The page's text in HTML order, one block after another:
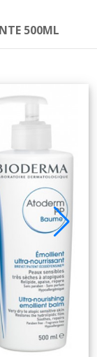
500ML